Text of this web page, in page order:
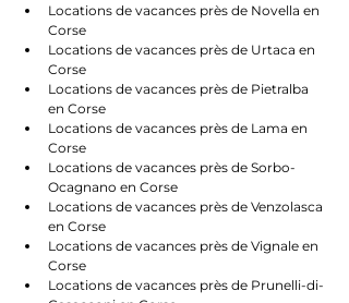
Locations de vacances près de Novella en
Corse
Locations de vacances près de Urtaca en
Corse
Locations de vacances près de Pietralba
en Corse
Locations de vacances près de Lama en
Corse
Locations de vacances près de Sorbo-
Ocagnano en Corse
Locations de vacances près de Venzolasca
en Corse
Locations de vacances près de Vignale en
Corse
Locations de vacances près de Prunelli-di-